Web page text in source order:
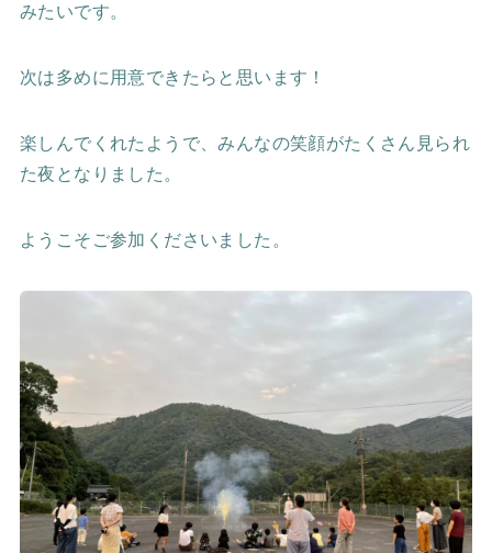
みたいです。
次は多めに用意できたらと思います！
楽しんでくれたようで、みんなの笑顔がたくさん見られ
た夜となりました。
ようこそご参加くださいました。